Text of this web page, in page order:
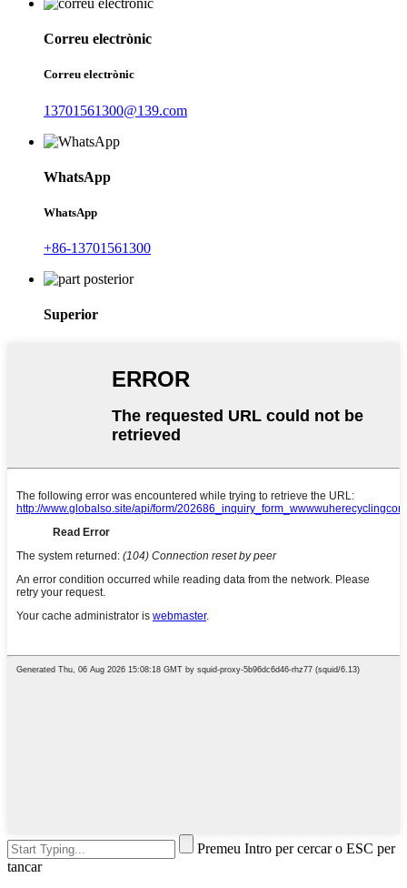
Correu electrònic
Correu electrònic
13701561300@139.com
WhatsApp
WhatsApp
+86-13701561300
Superior
Premeu Intro per cercar o ESC per
tancar